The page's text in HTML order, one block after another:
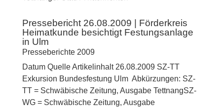
Pressebericht 26.08.2009 | Förderkreis
Heimatkunde besichtigt Festungsanlage
in Ulm
Presseberichte 2009
Datum Quelle Artikelinhalt 26.08.2009 SZ-TT
Exkursion Bundesfestung Ulm Abkürzungen: SZ-
TT = Schwäbische Zeitung, Ausgabe TettnangSZ-
WG = Schwäbische Zeitung, Ausgabe